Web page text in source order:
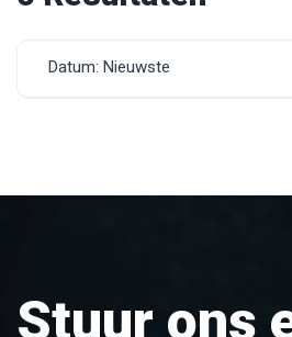
Datum: Nieuwste
Stuur ons